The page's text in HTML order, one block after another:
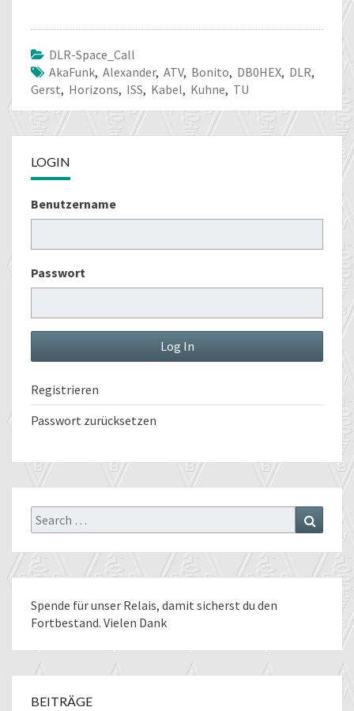
DLR-Space_Call
AkaFunk, Alexander, ATV, Bonito, DB0HEX, DLR,
Gerst, Horizons, ISS, Kabel, Kuhne, TU
LOGIN
Benutzername
Passwort
Registrieren
Passwort zurücksetzen
Search
for:
Search
Spende für unser Relais, damit sicherst du den
Fortbestand. Vielen Dank
BEITRÄGE